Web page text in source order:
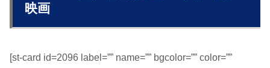
映画
[st-card id=2096 label=”” name=”” bgcolor=”” color=””